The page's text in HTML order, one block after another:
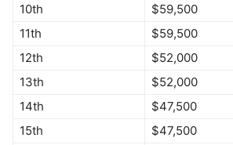
10th
$59,500
11th
$59,500
12th
$52,000
13th
$52,000
14th
$47,500
15th
$47,500